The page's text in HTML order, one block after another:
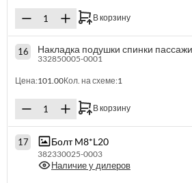
В корзину
16 Накладка подушки спинки
332850005-0001
Цена:101.00Кол. на схеме:1
В корзину
17 Болт M8*L20
382330025-0003
Наличие у дилеров